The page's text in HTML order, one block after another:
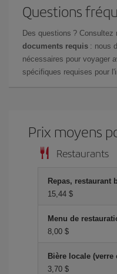
Questions
Des questions ? Consultez
documents requis : nous
nécessaires pour voyager
spécifiques requises pour
Prix ​​moyens
Restaurants
Repas, restaurant
15,44 $
Menu de
8,00 $
Bière locale
3,70 $